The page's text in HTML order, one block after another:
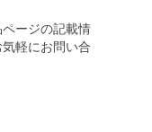
ージの記載情
軽にお問い合